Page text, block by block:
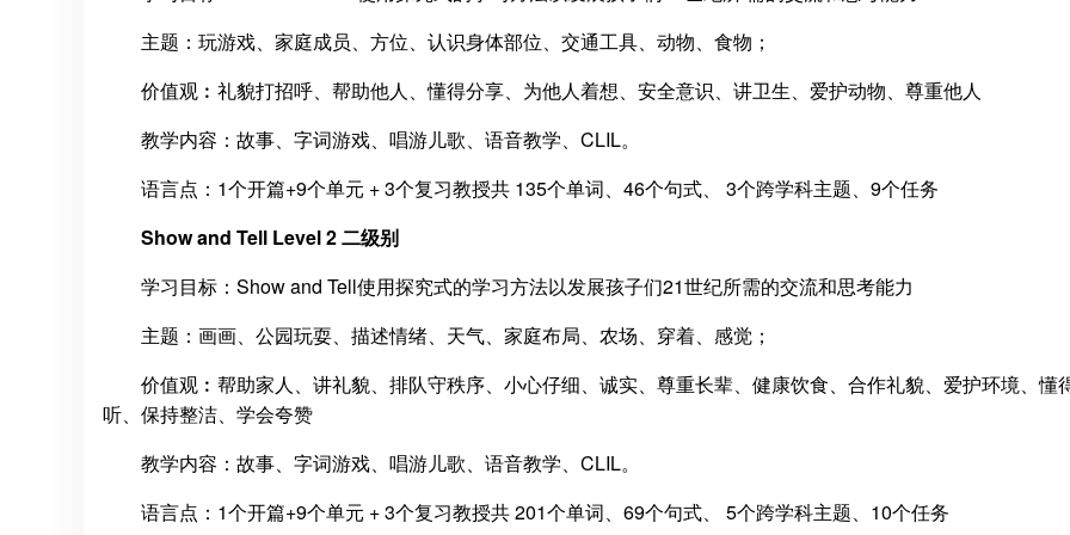
主题：玩游戏、家庭成员、方位、认识身体部位、交通工具、动物、食物；
价值观︰礼貌打招呼、帮助他人、懂得分享、为他人着想、安全意识、讲卫生、爱护动物、尊重他人
教学内容：故事、字词游戏、唱游儿歌、语音教学、CLIL。
语言点：1个开篇+9个单元 + 3个复习教授共 135个单词、46个句式、 3个跨学科主题、9个任务
Show and Tell Level 2 二级别
学习目标：Show and Tell使用探究式的学习方法以发展孩子们21世纪所需的交流和思考能力
主题：画画、公园玩耍、描述情绪、天气、家庭布局、农场、穿着、感觉；
价值观︰帮助家人、讲礼貌、排队守秩序、小心仔细、诚实、尊重长辈、健康饮食、合作礼貌、爱护环境、懂
听、保持整洁、学会夸赞
教学内容：故事、字词游戏、唱游儿歌、语音教学、CLIL。
语言点：1个开篇+9个单元 + 3个复习教授共 201个单词、69个句式、 5个跨学科主题、10个任务